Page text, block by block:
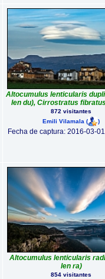
Altocumulus lenticularis
len du), Cirrostratus
872 visitantes
Emili Vilamala ( )
Fecha de captura: 2016-03-
Altocumulus lenticularis
len ra)
854 visitantes